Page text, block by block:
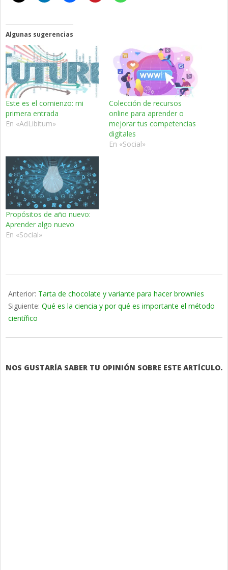
Algunas sugerencias
Este es el comienzo: mi
primera entrada
En «AdLibitum»
Colección de recursos
online para aprender o
mejorar tus competencias
digitales
En «Social»
Propósitos de año nuevo:
Aprender algo nuevo
En «Social»
08-
30
Anterior: Tarta de chocolate y variante para hacer brownies
Siguiente: Qué es la ciencia y por qué es importante el método
científico
NOS GUSTARÍA SABER TU OPINIÓN SOBRE ESTE ARTÍCULO.